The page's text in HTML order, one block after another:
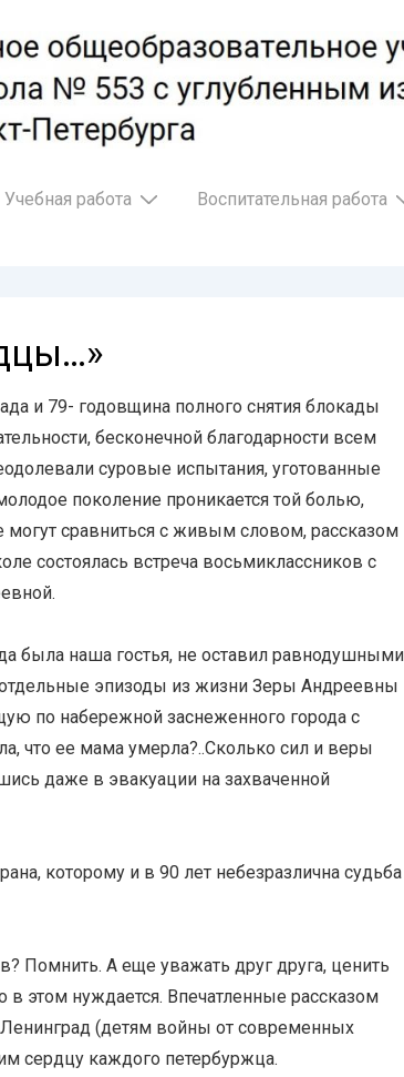
Учебная работа Воспитательная работа
и 79- годовщина полного снятия блокады
бесконечной благодарности всем
суровые испытания, уготованные
поколение проникается той болью,
могут сравниться с живым словом, рассказом
состоялась встреча восьмиклассников с
была наша гостья, не оставил равнодушными
отдельные эпизоды из жизни Зеры Андреевны
по набережной заснеженного города с
что ее мама умерла?..Сколько сил и веры
даже в эвакуации на захваченной
которому и в 90 лет небезразлична судьба
Помнить. А еще уважать друг друга, ценить
в этом нуждается. Впечатленные рассказом
(детям войны от современных
сердцу каждого петербуржца.